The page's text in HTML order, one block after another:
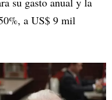
a US$ 9 mil